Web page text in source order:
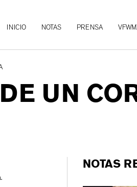
INICIO NOTAS PRENSA
UN
NOTAS